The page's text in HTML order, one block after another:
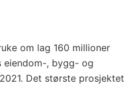
om lag 160 millioner
eiendom-, bygg- og
Det største prosjektet